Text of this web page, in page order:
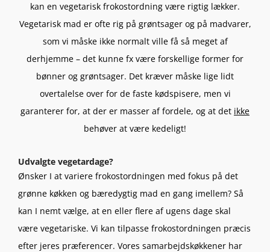
kan en vegetarisk frokostordning være rigtig lækker.
Vegetarisk mad er ofte rig på grøntsager og på madvarer,
som vi måske ikke normalt ville få så meget af
derhjemme – det kunne fx være forskellige former for
bønner og grøntsager. Det kræver måske lige lidt
overtalelse over for de faste kødspisere, men vi
garanterer for, at der er masser af fordele, og at det ikke
behøver at være kedeligt!
Udvalgte vegetardage?
Ønsker I at variere frokostordningen med fokus på det
grønne køkken og bæredygtig mad en gang imellem? Så
kan I nemt vælge, at en eller flere af ugens dage skal
være vegetariske. Vi kan tilpasse frokostordningen præcis
efter jeres præferencer. Vores samarbejdskøkkener har